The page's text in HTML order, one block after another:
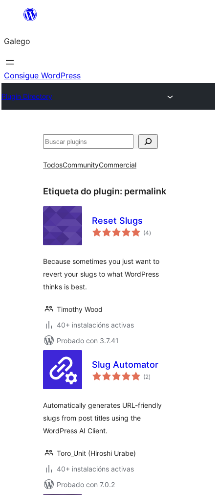
Saltar
contido
Galego
Consigue WordPress
Plugin Directory
Buscar
TodosCommunityCommercial
Etiqueta do plugin: permalink
Reset Slugs
(4valoracións
totais
)
Because sometimes you just want to
revert your slugs to what WordPress
thinks is best.
Timothy Wood
40+ instalacións activas
Probado con 3.7.41
Slug Automator
(2valoracións
totais
)
Automatically generates URL-friendly
slugs from post titles using the
WordPress AI Client.
Toro_Unit (Hiroshi Urabe)
40+ instalacións activas
Probado con 7.0.2